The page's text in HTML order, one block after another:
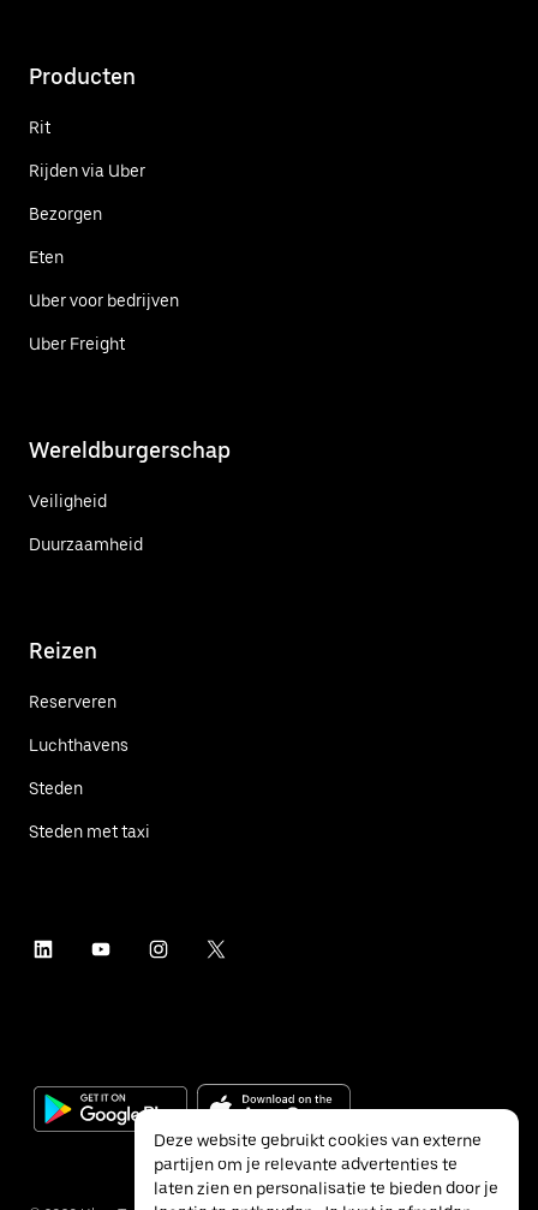
Producten
Rit
Rijden via Uber
Bezorgen
Eten
Uber voor bedrijven
Uber Freight
Wereldburgerschap
Veiligheid
Duurzaamheid
Reizen
Reserveren
Luchthavens
Steden
Steden met taxi
Deze website gebruikt cookies van externe
partijen om je relevante advertenties te
laten zien en personalisatie te bieden door je